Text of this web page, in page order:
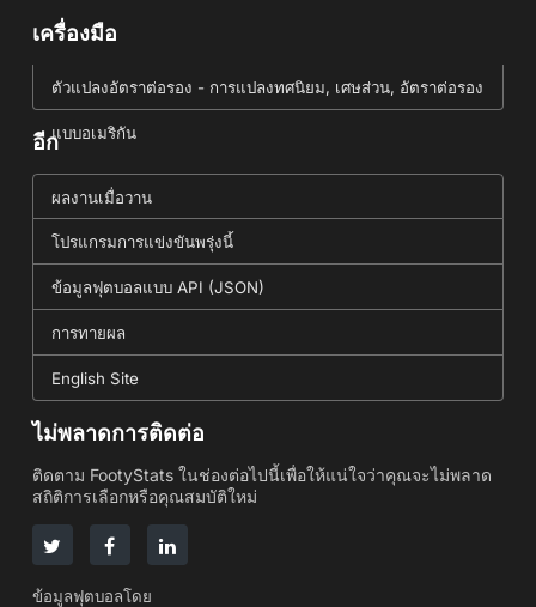
เครื่องมือ
ตัวแปลงอัตราต่อรอง - การแปลงทศนิยม, เศษส่วน, อัตราต่อรอง
แบบอเมริกัน
อีก
ผลงานเมื่อวาน
โปรแกรมการแข่งขันพรุ่งนี้
ข้อมูลฟุตบอลแบบ API (JSON)
การทายผล
English Site
ไม่พลาดการติดต่อ
ติดตาม FootyStats ในช่องต่อไปนี้เพื่อให้แน่ใจว่าคุณจะไม่พลาด
สถิติการเลือกหรือคุณสมบัติใหม่
ข้อมูลฟุตบอลโดย